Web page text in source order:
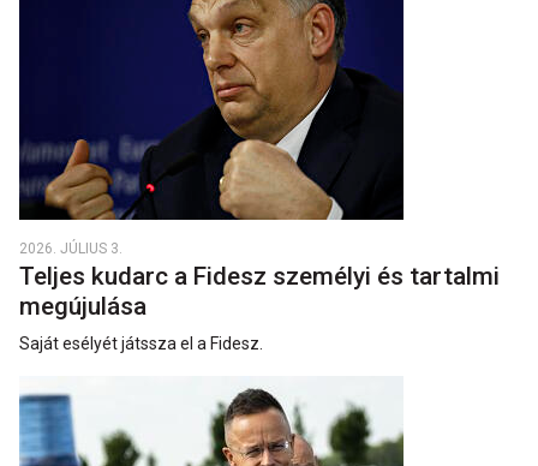
2026. JÚLIUS 3.
Teljes kudarc a Fidesz személyi és tartalmi
megújulása
Saját esélyét játssza el a Fidesz.